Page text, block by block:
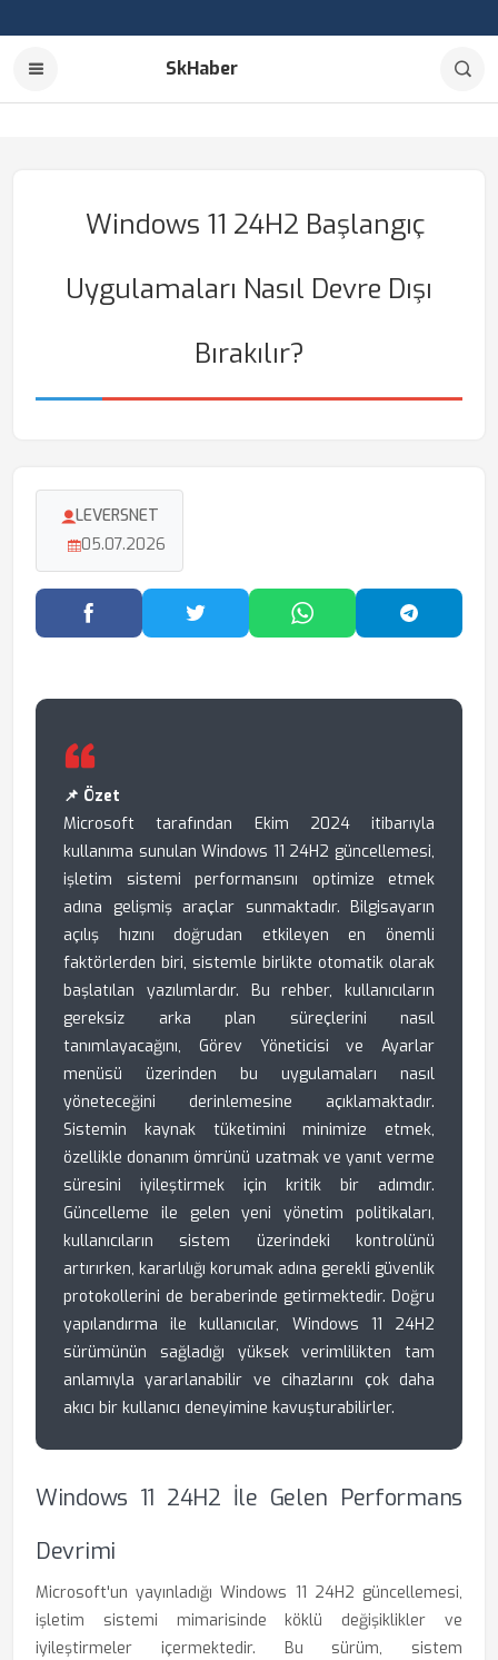
SkHaber
Windows 11 24H2 Başlangıç
Uygulamaları Nasıl Devre Dışı
Bırakılır?
LEVERSNET
05.07.2026
Facebook'ta PaylaşTwitter'da PaylaşWhatsApp'ta Paylaş
📌 Özet
Microsoft tarafından Ekim 2024 itibarıyla
kullanıma sunulan Windows 11 24H2 güncellemesi,
işletim sistemi performansını optimize etmek
adına gelişmiş araçlar sunmaktadır. Bilgisayarın
açılış hızını doğrudan etkileyen en önemli
faktörlerden biri, sistemle birlikte otomatik olarak
başlatılan yazılımlardır. Bu rehber, kullanıcıların
gereksiz arka plan süreçlerini nasıl
tanımlayacağını, Görev Yöneticisi ve Ayarlar
menüsü üzerinden bu uygulamaları nasıl
yöneteceğini derinlemesine açıklamaktadır.
Sistemin kaynak tüketimini minimize etmek,
özellikle donanım ömrünü uzatmak ve yanıt verme
süresini iyileştirmek için kritik bir adımdır.
Güncelleme ile gelen yeni yönetim politikaları,
kullanıcıların sistem üzerindeki kontrolünü
artırırken, kararlılığı korumak adına gerekli güvenlik
protokollerini de beraberinde getirmektedir. Doğru
yapılandırma ile kullanıcılar, Windows 11 24H2
sürümünün sağladığı yüksek verimlilikten tam
anlamıyla yararlanabilir ve cihazlarını çok daha
akıcı bir kullanıcı deneyimine kavuşturabilirler.
Windows 11 24H2 İle Gelen Performans
Devrimi
Microsoft'un yayınladığı Windows 11 24H2 güncellemesi,
işletim sistemi mimarisinde köklü değişiklikler ve
iyileştirmeler içermektedir. Bu sürüm, sistem